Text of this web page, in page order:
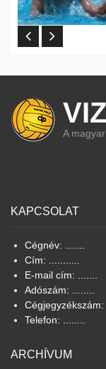
A
KAPCSOLAT
Cégnév: .......
Cím: ...........
E-mail cím: .......
Adószám: ........
Cégjegyzékszám:
Telefon: ........
ARCHÍVUM